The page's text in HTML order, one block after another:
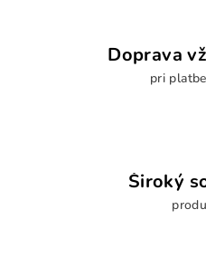
Doprava
pri
Široký